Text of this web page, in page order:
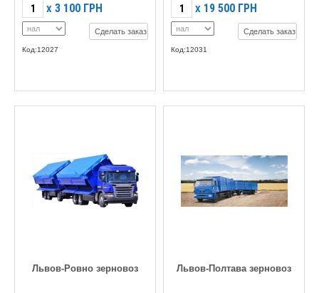
X 3 100 ГРН
Сделать заказ
Код:12027
X 19 500 ГРН
Сделать заказ
Код:12031
Львов-Ровно зерновоз Львов-Полтава зерновоз